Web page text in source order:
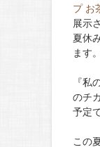
プ お
展示
夏休
ます。
『私
のチ
予定
この